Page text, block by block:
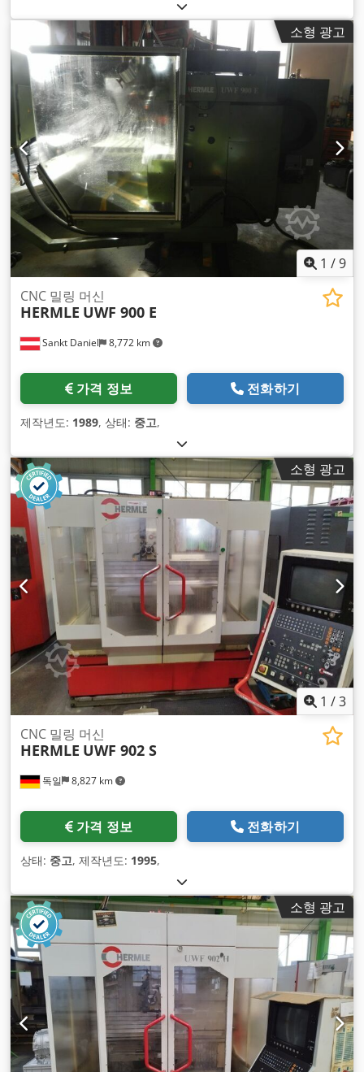
소형 광고
1 /9
Sankt Daniel 8,772 km
CNC 밀링 머신
HERMLE UWF 900 E
가격 정보 전화하기
제작년도: 1989, 상태: 중고,
소형 광고
1 /3
독일 8,827 km
CNC 밀링 머신
HERMLE UWF 902 S
가격 정보 전화하기
상태: 중고, 제작년도: 1995,
소형 광고